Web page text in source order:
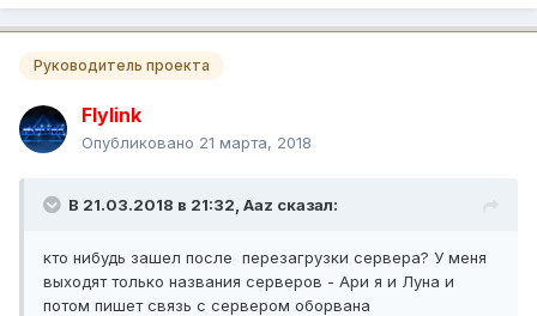
Руководитель проекта
Flylink
Опубликовано 21 марта, 2018
В 21.03.2018 в 21:32, Aaz сказал:
кто нибудь зашел после перезагрузки сервера? У меня
выходят только названия серверов - Ари я и Луна и
потом пишет связь с сервером оборвана